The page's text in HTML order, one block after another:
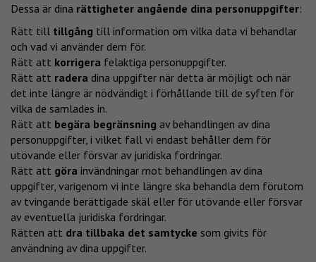
Dessa är dina rättigheter angående dina personuppgifter:
Rätt till tillgång till information om vilka data vi behandlar
och vad vi använder dem för.
Rätt att korrigera felaktiga personuppgifter.
Rätt att radera dina uppgifter när detta är möjligt och när
det inte längre är nödvändigt i förhållande till de syften för
vilka de samlades in.
Rätt att begära begränsning av behandlingen av dina
personuppgifter, i vilket fall vi endast behåller dem för
utövande eller försvar av juridiska fordringar.
Rätt att göra invändningar mot behandlingen av dina
uppgifter, varigenom vi inte längre ska behandla dem förutom
av tvingande berättigade skäl eller för utövande eller försvar
av eventuella juridiska fordringar.
Rätten att dra tillbaka det samtycke som givits för
användning av dina uppgifter.